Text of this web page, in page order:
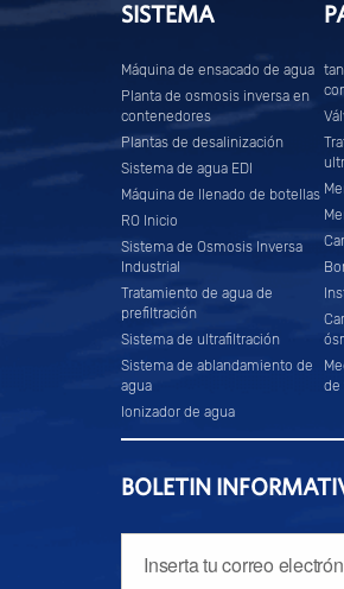
SISTEMA
Máquina de ensacado de agua
Planta de osmosis inversa en
contenedores
Plantas de desalinización
Sistema de agua EDI
Máquina de llenado de botellas
RO Inicio
Sistema de Osmosis Inversa
Industrial
Tratamiento de agua de
prefiltración
Sistema de ultrafiltración
Sistema de ablandamiento de
agua
Ionizador de agua
de
BOLETIN